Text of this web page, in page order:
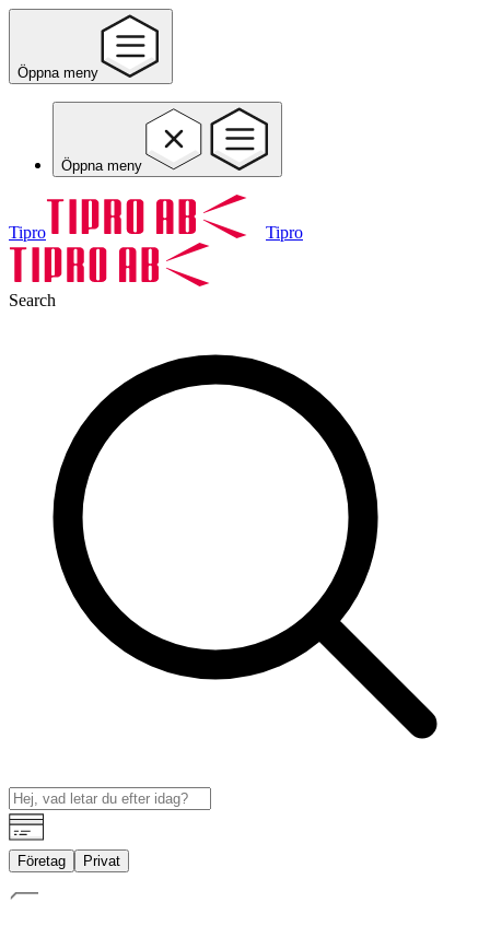
Öppna meny
Öppna meny
Tipro Tipro
Search
Företag Privat